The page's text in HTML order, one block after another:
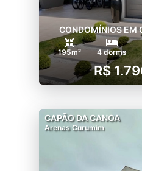
CONDOMÍNIOS EM
195m² 4 dorms
R$
CAPÃO DA CANOA
Arenas Curumim